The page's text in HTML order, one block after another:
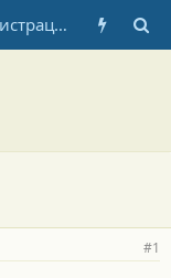
Регистрация
#1